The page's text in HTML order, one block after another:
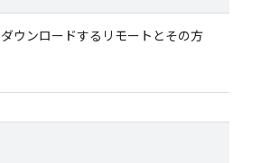
ウンロードするリモートとその方